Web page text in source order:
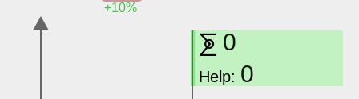
+10%
⨊ 0
Help: 0